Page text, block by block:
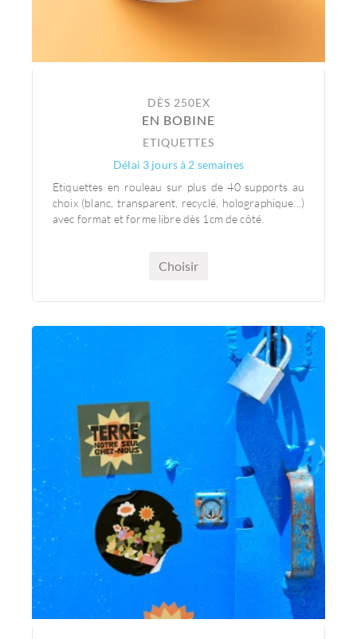
DÈS 250EX
EN BOBINE
ETIQUETTES
Délai 3 jours à 2 semaines
Etiquettes en rouleau sur plus de 40 supports au
choix (blanc, transparent, recyclé, holographique...)
avec format et forme libre dès 1cm de côté.
Choisir